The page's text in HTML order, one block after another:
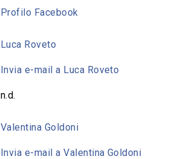
Profilo Facebook
Luca Roveto
Invia e-mail a Luca Roveto
n.d.
Valentina Goldoni
Invia e-mail a Valentina Goldoni